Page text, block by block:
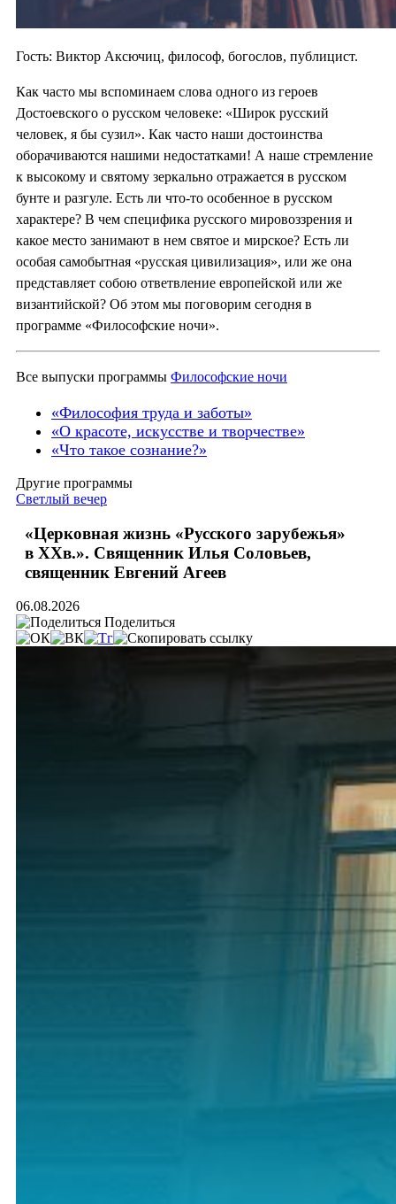
Гость: Виктор Аксючиц, философ, богослов, публицист.
Как часто мы вспоминаем слова одного из героев
Достоевского о русском человеке: «Широк русский
человек, я бы сузил». Как часто наши достоинства
оборачиваются нашими недостатками! А наше стремление
к высокому и святому зеркально отражается в русском
бунте и разгуле. Есть ли что-то особенное в русском
характере? В чем специфика русского мировоззрения и
какое место занимают в нем святое и мирское? Есть ли
особая самобытная «русская цивилизация», или же она
представляет собою ответвление европейской или же
византийской? Об этом мы поговорим сегодня в
программе «Философские ночи».
Все выпуски программы Философские ночи
«Философия труда и заботы»
«О красоте, искусстве и творчестве»
«Что такое сознание?»
Другие программы
Светлый вечер
«Церковная жизнь «Русского зарубежья»
в ХХв.». Священник Илья Соловьев,
священник Евгений Агеев
06.08.2026
Поделиться